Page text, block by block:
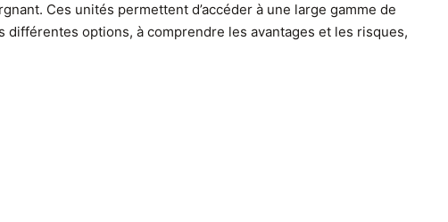
Ces unités permettent d’accéder à une large gamme de
options, à comprendre les avantages et les risques,